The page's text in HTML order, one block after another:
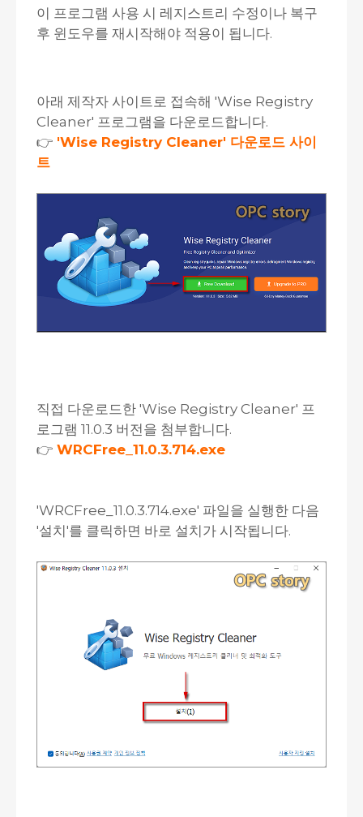
이 프로그램 사용 시 레지스트리 수정이나 복구
후 윈도우를 재시작해야 적용이 됩니다.
아래 제작자 사이트로 접속해 'Wise Registry
Cleaner' 프로그램을 다운로드합니다.
👉 'Wise Registry Cleaner' 다운로드 사이
트
직접 다운로드한 'Wise Registry Cleaner' 프
로그램 11.0.3 버전을 첨부합니다.
👉 WRCFree_11.0.3.714.exe
'WRCFree_11.0.3.714.exe' 파일을 실행한 다음
'설치'를 클릭하면 바로 설치가 시작됩니다.